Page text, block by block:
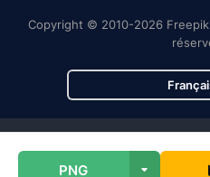
PNG
Copyright © 2010-2026